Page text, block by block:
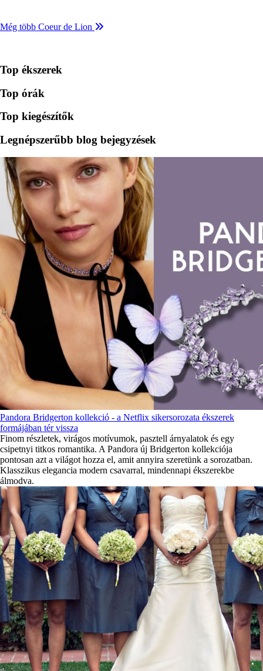
Még több Coeur de Lion
Top ékszerek
Top órák
Top kiegészítők
Legnépszerűbb blog bejegyzések
Pandora Bridgerton kollekció - a Netflix sikersorozata ékszerek
formájában tér vissza
Finom részletek, virágos motívumok, pasztell árnyalatok és egy
csipetnyi titkos romantika. A Pandora új Bridgerton kollekciója
pontosan azt a világot hozza el, amit annyira szeretünk a sorozatban.
Klasszikus elegancia modern csavarral, mindennapi ékszerekbe
álmodva.